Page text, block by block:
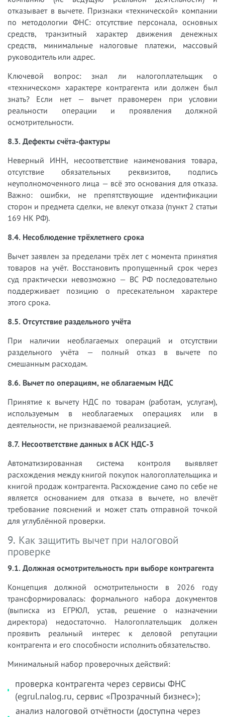
отказывает в вычете. Признаки «технической» компании
по методологии ФНС: отсутствие персонала, основных
средств, транзитный характер движения денежных
средств, минимальные налоговые платежи, массовый
руководитель или адрес.
Ключевой вопрос: знал ли налогоплательщик о
«техническом» характере контрагента или должен был
знать? Если нет — вычет правомерен при условии
реальности операции и проявления должной
осмотрительности.
8.3. Дефекты счёта-фактуры
Неверный ИНН, несоответствие наименования товара,
отсутствие обязательных реквизитов, подпись
неуполномоченного лица — всё это основания для отказа.
Важно: ошибки, не препятствующие идентификации
сторон и предмета сделки, не влекут отказа (пункт 2 статьи
169 НК РФ).
8.4. Несоблюдение трёхлетнего срока
Вычет заявлен за пределами трёх лет с момента принятия
товаров на учёт. Восстановить пропущенный срок через
суд практически невозможно — ВС РФ последовательно
поддерживает позицию о пресекательном характере
этого срока.
8.5. Отсутствие раздельного учёта
При наличии необлагаемых операций и отсутствии
раздельного учёта — полный отказ в вычете по
смешанным расходам.
8.6. Вычет по операциям, не облагаемым НДС
Принятие к вычету НДС по товарам (работам, услугам),
используемым в необлагаемых операциях или в
деятельности, не признаваемой реализацией.
8.7. Несоответствие данных в АСК НДС-3
Автоматизированная система контроля выявляет
расхождения между книгой покупок налогоплательщика и
книгой продаж контрагента. Расхождение само по себе не
является основанием для отказа в вычете, но влечёт
требование пояснений и может стать отправной точкой
для углублённой проверки.
9. Как защитить вычет при налоговой
проверке
9.1. Должная осмотрительность при выборе контрагента
Концепция должной осмотрительности в 2026 году
трансформировалась: формального набора документов
(выписка из ЕГРЮЛ, устав, решение о назначении
директора) недостаточно. Налогоплательщик должен
проявить реальный интерес к деловой репутации
контрагента и его способности исполнить обязательство.
Минимальный набор проверочных действий:
проверка контрагента через сервисы ФНС
(egrul.nalog.ru, сервис «Прозрачный бизнес»);
анализ налоговой отчётности (доступна через